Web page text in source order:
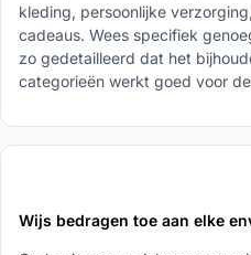
kleding, persoonlijke
cadeaus. Wees specifiek
zo gedetailleerd dat het
categorieën werkt goed voor
Wijs bedragen toe aan elke